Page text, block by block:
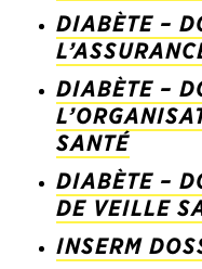
DIABÈTE –
DIABÈTE –
SANTÉ
DIABÈTE –
DE VEILLE
INSERM